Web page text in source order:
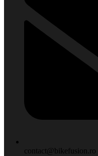
contact@bikefusion.ro